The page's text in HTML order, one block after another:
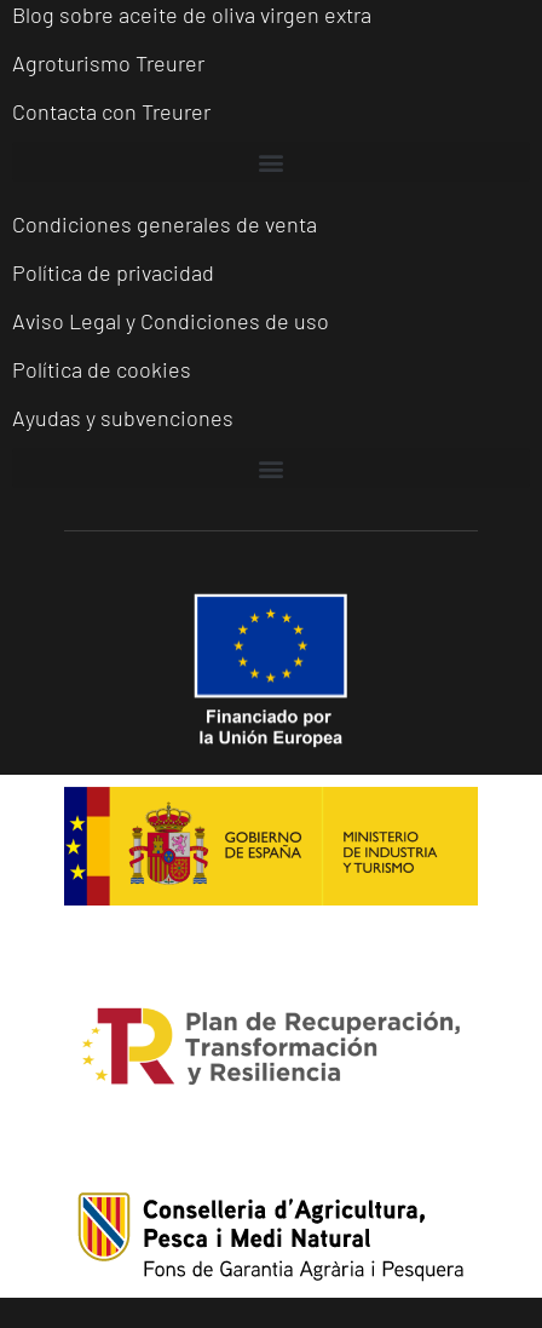
Blog sobre aceite de oliva virgen extra
Agroturismo Treurer
Contacta con Treurer
Condiciones generales de venta
Política de privacidad
Aviso Legal y Condiciones de uso
Política de cookies
Ayudas y subvenciones